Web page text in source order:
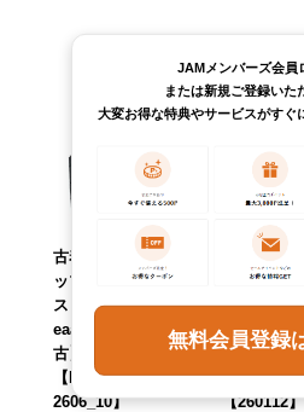
古着 00年代 ギャ
ップ GAP 中綿ベ
スト メンズL相当 /
eaa609784 【中
古】 【260121】
【NH-2508】 【SS
2606_10】
古着 90年
ップ GAP
ドギャッ
スト メン
ヴィンテー
606787 【
【260112
JAMメンバーズ会員
または新規ご登録いた
大変お得な特典やサービスがすぐ
無料会員登録